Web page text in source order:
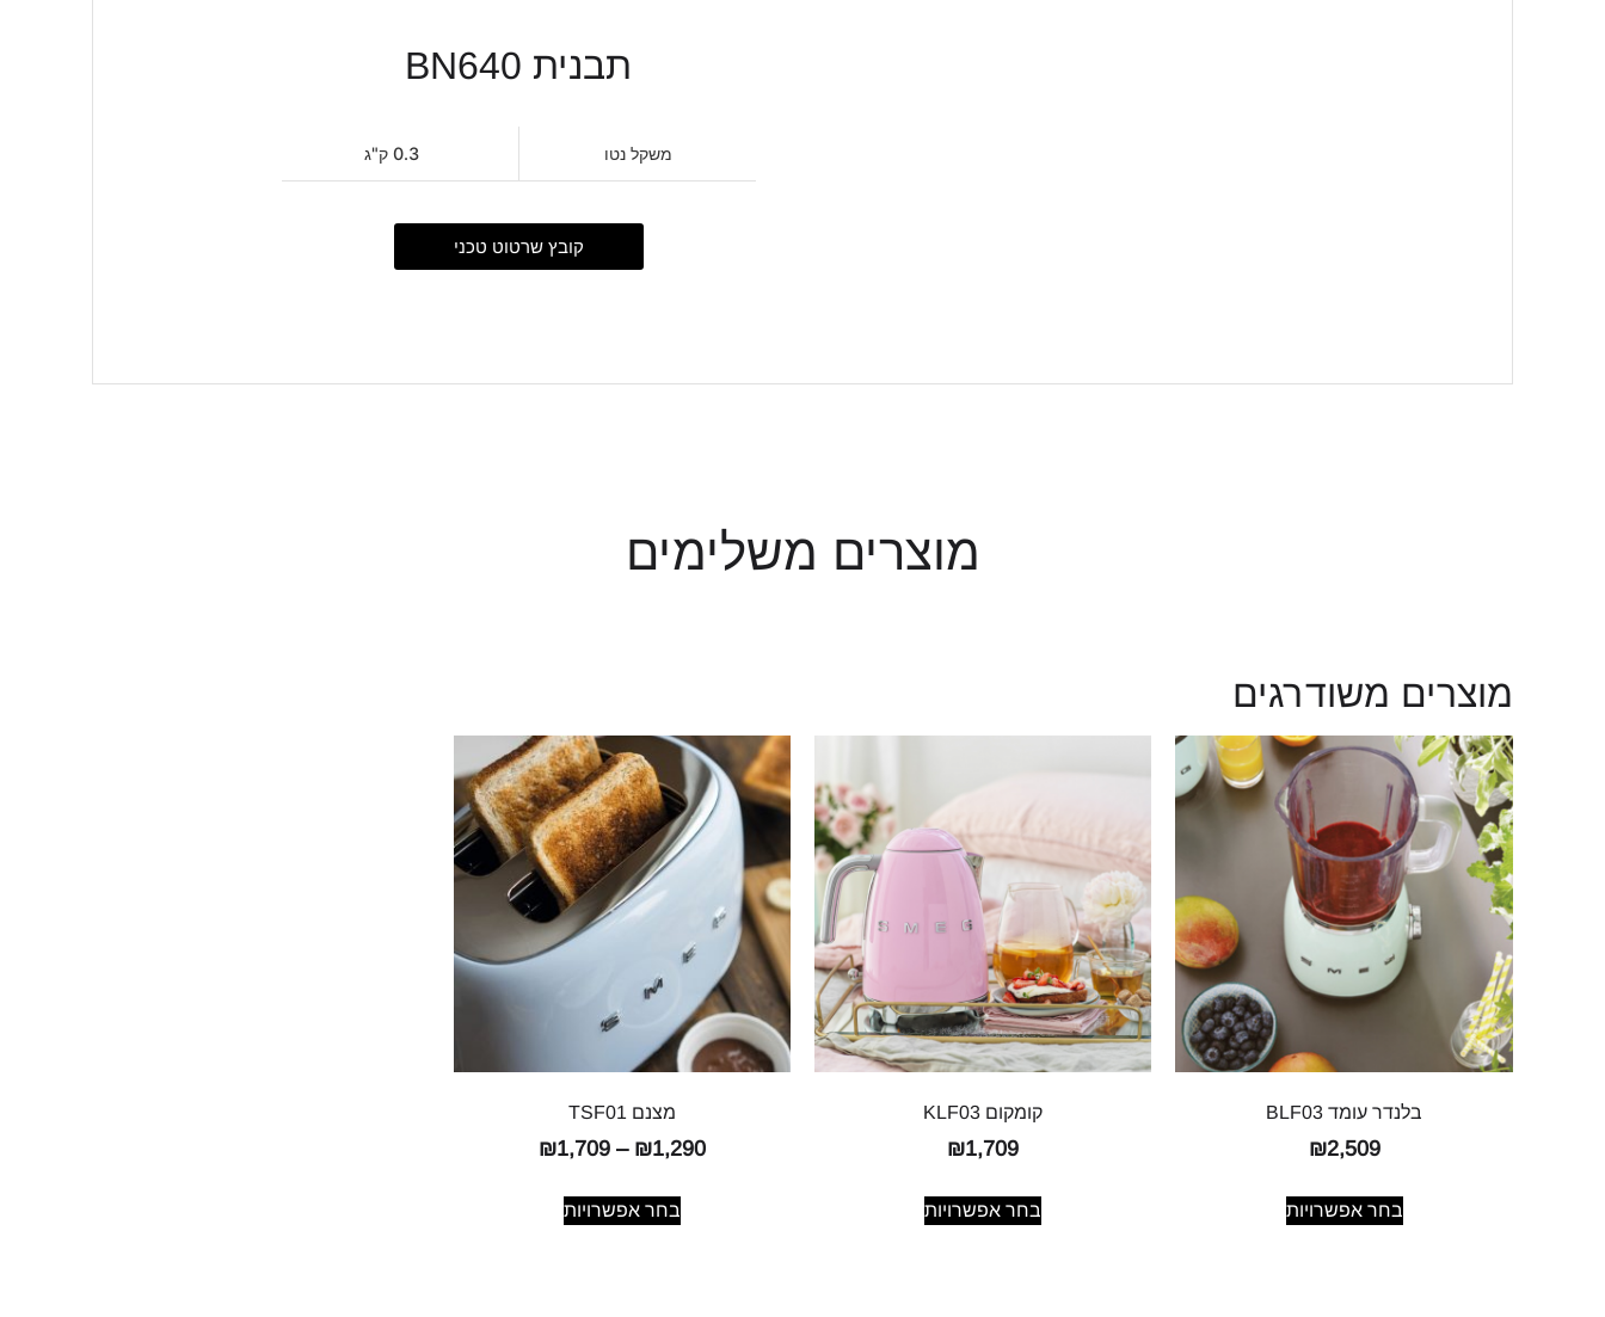
תבנית BN640
משקל נטו 0.3 ק"ג
קובץ שרטוט טכני
מוצרים משלימים
מוצרים משודרגים
בלנדר עומד BLF03
₪2,509
בחר אפשרויות
קומקום KLF03
₪1,709
בחר אפשרויות
מצנם TSF01
₪1,290
–
₪1,709
בחר אפשרויות